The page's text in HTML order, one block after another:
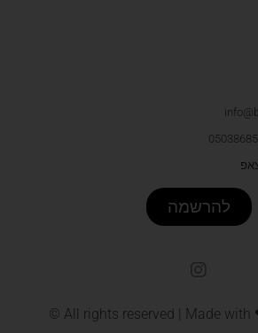
להרשמה
© All rights reserved | Made with